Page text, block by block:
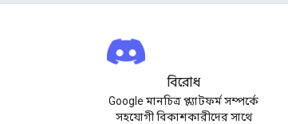
বিরোধ
Google মানচিত্র প্ল্যাটফর্ম সম্পর্কে
সহযোগী বিকাশকারীদের সাথে